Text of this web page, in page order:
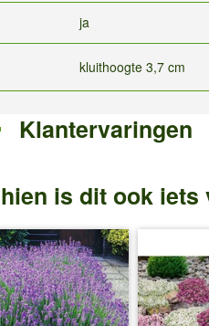
ja
kluithoogte 3,7 cm
Klantervaringen
is dit ook iets